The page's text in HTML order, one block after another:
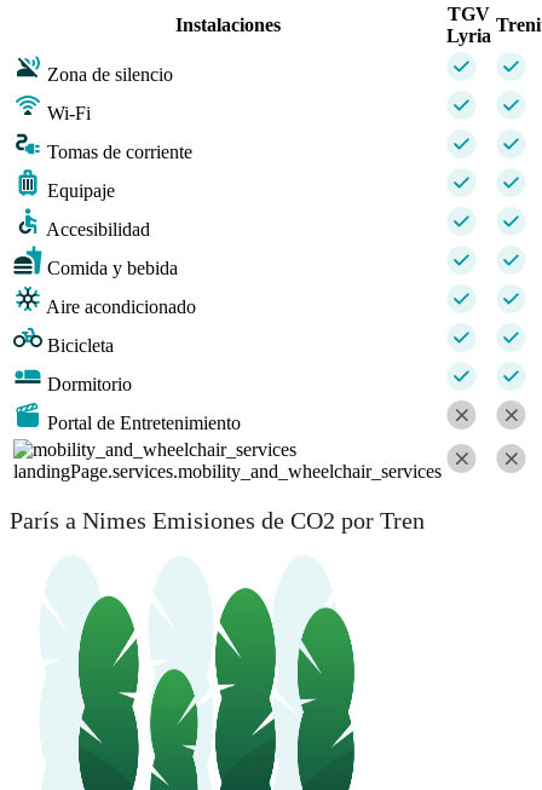
Instalaciones
TGV
Lyria
Zona de silencio
Wi-Fi
Tomas de corriente
Equipaje
Accesibilidad
Comida y bebida
Aire acondicionado
Bicicleta
Dormitorio
Portal de Entretenimiento
landingPage.services.mobility_and_wheelchair_services
París a Nimes Emisiones de CO2 por Tren